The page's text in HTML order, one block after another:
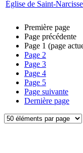
Église de Saint-
Première page
Page précédente
Page 1 (page
Page 2
Page 3
Page 4
Page 5
Page suivante
Dernière page